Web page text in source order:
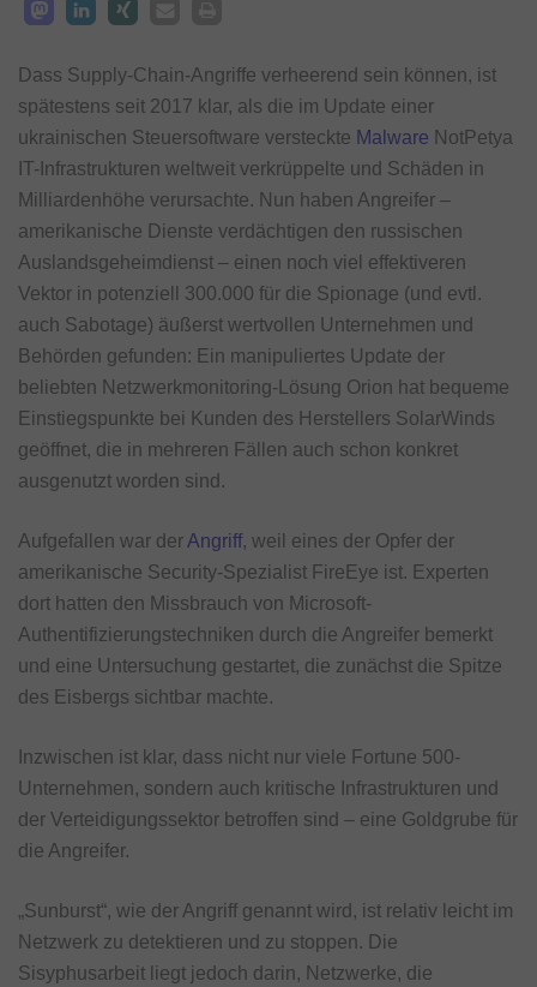
Dass Supply-Chain-Angriffe verheerend sein können, ist
spätestens seit 2017 klar, als die im Update einer
ukrainischen Steuersoftware versteckte Malware NotPetya
IT-Infrastrukturen weltweit verkrüppelte und Schäden in
Milliardenhöhe verursachte. Nun haben Angreifer –
amerikanische Dienste verdächtigen den russischen
Auslandsgeheimdienst – einen noch viel effektiveren
Vektor in potenziell 300.000 für die Spionage (und evtl.
auch Sabotage) äußerst wertvollen Unternehmen und
Behörden gefunden: Ein manipuliertes Update der
beliebten Netzwerkmonitoring-Lösung Orion hat bequeme
Einstiegspunkte bei Kunden des Herstellers SolarWinds
geöffnet, die in mehreren Fällen auch schon konkret
ausgenutzt worden sind.
Aufgefallen war der Angriff, weil eines der Opfer der
amerikanische Security-Spezialist FireEye ist. Experten
dort hatten den Missbrauch von Microsoft-
Authentifizierungstechniken durch die Angreifer bemerkt
und eine Untersuchung gestartet, die zunächst die Spitze
des Eisbergs sichtbar machte.
Inzwischen ist klar, dass nicht nur viele Fortune 500-
Unternehmen, sondern auch kritische Infrastrukturen und
der Verteidigungssektor betroffen sind – eine Goldgrube für
die Angreifer.
„Sunburst“, wie der Angriff genannt wird, ist relativ leicht im
Netzwerk zu detektieren und zu stoppen. Die
Sisyphusarbeit liegt jedoch darin, Netzwerke, die